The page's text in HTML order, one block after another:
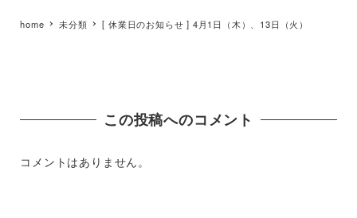
home 未分類 [ 休業日のお知らせ ] 4月1日（木）、13日（火）
この投稿へのコメント
コメントはありません。